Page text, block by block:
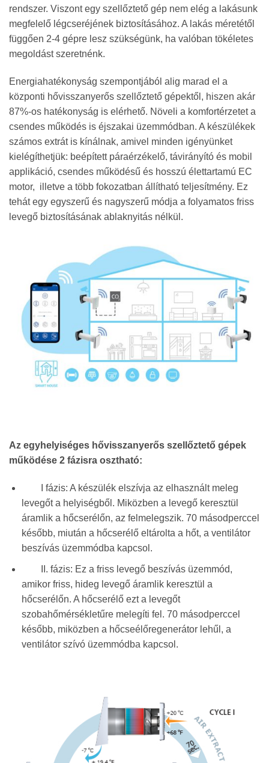
rendszer. Viszont egy szellőztető gép nem elég a lakásunk
megfelelő légcseréjének biztosításához. A lakás méretétől
függően 2-4 gépre lesz szükségünk, ha valóban tökéletes
megoldást szeretnénk.
Energiahatékonyság szempontjából alig marad el a
központi hővisszanyerős szellőztető gépektől, hiszen akár
87%-os hatékonyság is elérhető. Növeli a komfortérzetet a
csendes működés is éjszakai üzemmódban. A készülékek
számos extrát is kínálnak, amivel minden igényünket
kielégíthetjük: beépített páraérzékelő, távirányító és mobil
applikáció, csendes működésű és hosszú élettartamú EC
motor, illetve a több fokozatban állítható teljesítmény. Ez
tehát egy egyszerű és nagyszerű módja a folyamatos friss
levegő biztosításának ablaknyitás nélkül.
Az egyhelyiséges hővisszanyerős szellőztető gépek
működése 2 fázisra osztható:
I fázis: A készülék elszívja az elhasznált meleg
levegőt a helyiségből. Miközben a levegő keresztül
áramlik a hőcserélőn, az felmelegszik. 70 másodperccel
később, miután a hőcserélő eltárolta a hőt, a ventilátor
beszívás üzemmódba kapcsol.
II. fázis: Ez a friss levegő beszívás üzemmód,
amikor friss, hideg levegő áramlik keresztül a
hőcserélőn. A hőcserélő ezt a levegőt
szobahőmérsékletűre melegíti fel. 70 másodperccel
később, miközben a hőcseélőregenerátor lehűl, a
ventilátor szívó üzemmódba kapcsol.